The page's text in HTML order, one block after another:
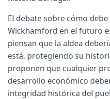
El debate sobre cómo
Wickhamford en el futuro
piensan que la aldea
está, protegiendo su
proponen que cualquier
desarrollo económico
integridad histórica del